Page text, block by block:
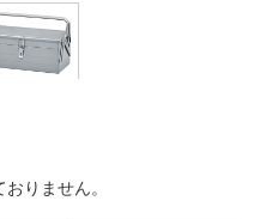
りません。